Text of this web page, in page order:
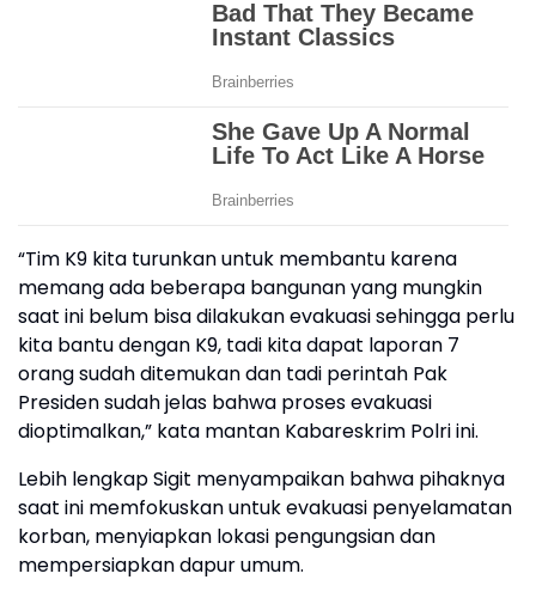
“Tim K9 kita turunkan untuk membantu karena
memang ada beberapa bangunan yang mungkin
saat ini belum bisa dilakukan evakuasi sehingga perlu
kita bantu dengan K9, tadi kita dapat laporan 7
orang sudah ditemukan dan tadi perintah Pak
Presiden sudah jelas bahwa proses evakuasi
dioptimalkan,” kata mantan Kabareskrim Polri ini.
Lebih lengkap Sigit menyampaikan bahwa pihaknya
saat ini memfokuskan untuk evakuasi penyelamatan
korban, menyiapkan lokasi pengungsian dan
mempersiapkan dapur umum.